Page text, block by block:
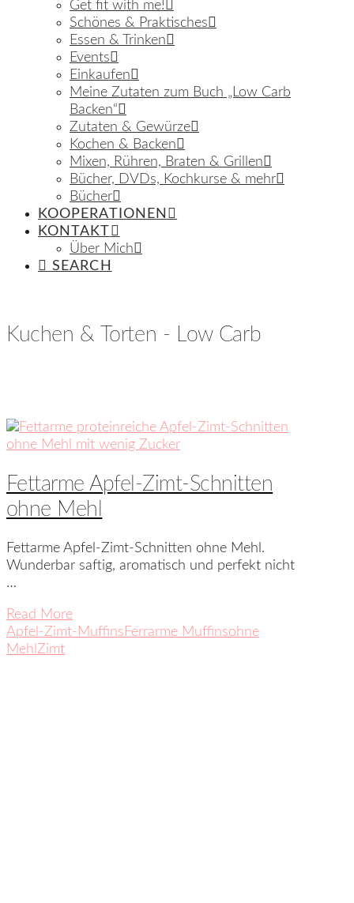
Get fit with me!
Schönes & Praktisches
Essen & Trinken
Events
Einkaufen
Meine Zutaten zum Buch „Low Carb
Backen“
Zutaten & Gewürze
Kochen & Backen
Mixen, Rühren, Braten & Grillen
Bücher, DVDs, Kochkurse & mehr
Bücher
KOOPERATIONEN
KONTAKT
Über Mich
SEARCH
Kuchen & Torten - Low Carb
Fettarme Apfel-Zimt-Schnitten
ohne Mehl
Fettarme Apfel-Zimt-Schnitten ohne Mehl.
Wunderbar saftig, aromatisch und perfekt nicht
…
Read More
Apfel-Zimt-Muffins Ferrarme Muffinsohne
Mehl Zimt